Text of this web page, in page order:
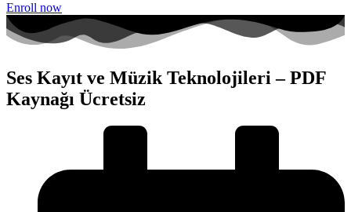
Enroll now
Ses Kayıt ve Müzik Teknolojileri – PDF
Kaynağı Ücretsiz